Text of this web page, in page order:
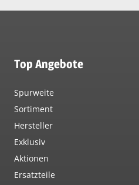
Top Angebote
Spurweite
Sortiment
Hersteller
Exklusiv
Aktionen
Ersatzteile